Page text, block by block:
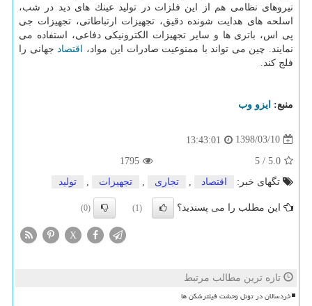
نیروهای نظامی هم از این فلزات در تولید عینك های دید در شب،
اسلحه های هدایت شونده دقیق، تجهیزات ارتباطاتی، تجهیزات جی
پی اس، باتری ها و سایر تجهیزات الكترونیكی دفاعی، استفاده می
نمایند. چین می تواند با ممنوعیت صادرات این مواد،
اقتصادجهانی را
فلج كند.
منبع: ایزو وب
1398/03/10
13:43:01
5.0
/
5
1795
تگهای خبر:
اقتصاد , تجاری , تجهیزات , تولید
این مطلب را می پسندید؟ (1)
(0)
X
تازه ترین مطالب مرتبط
خردسالان در تونل وحشت فیلترشکن ها